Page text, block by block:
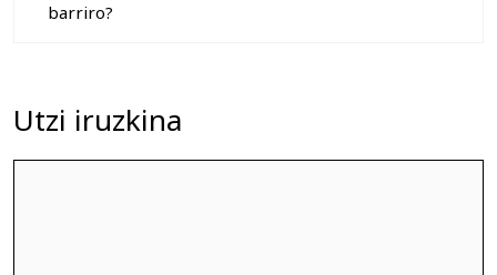
barriro?
Utzi iruzkina